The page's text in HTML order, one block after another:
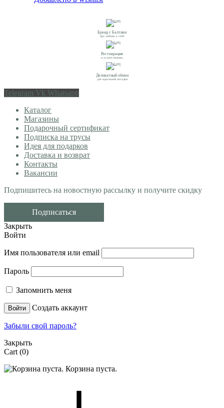
Бренд с Балтики
про любовь к себе
Реставрация
и услуги пошива
Деликатный обмен
для идеальной посадки
Telegram Vk Whatsapp
Каталог
Магазины
Подарочный сертификат
Подписка на трусы
Идея для подарков
Доставка и возврат
Контакты
Вакансии
Подпишитесь на новостную рассылку и получите скидку
Подписаться
Закрыть
Войти
Имя пользователя или email
Пароль
Запомнить меня
Войти Создать аккаунт
Забыли свой пароль?
Закрыть
Cart (0)
Корзина пуста.